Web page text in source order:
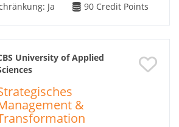
Ja 90 Credit Points
University of Applied
&